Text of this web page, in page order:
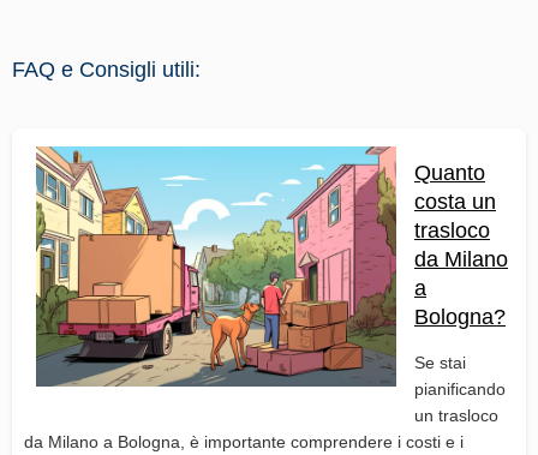
FAQ e Consigli utili:
Quanto
costa un
trasloco
da Milano
a
Bologna?
Se stai
pianificando
un trasloco
da Milano a Bologna, è importante comprendere i costi e i